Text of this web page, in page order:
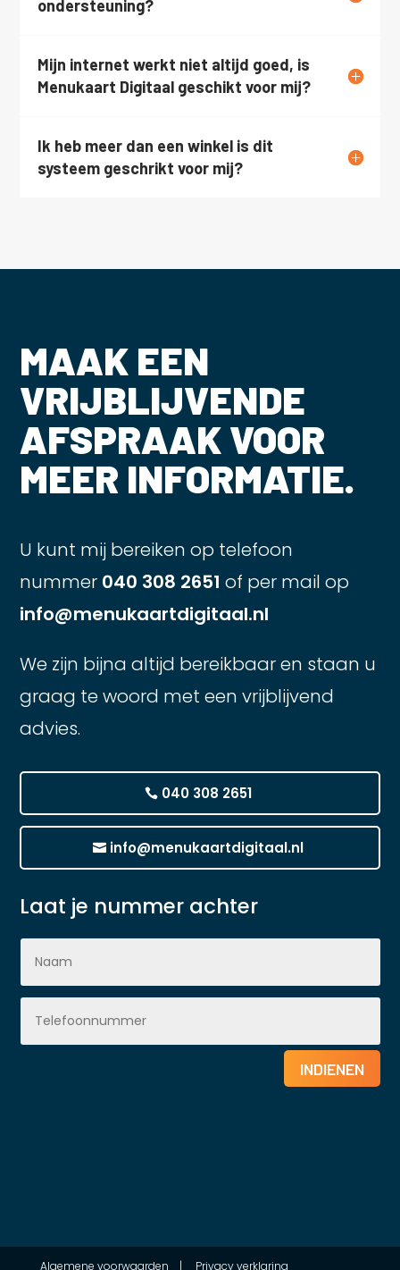
ondersteuning?
Mijn internet werkt niet altijd goed, is
Menukaart Digitaal geschikt voor mij?
Ik heb meer dan een winkel is dit
systeem geschrikt voor mij?
MAAK EEN
VRIJBLIJVENDE
AFSPRAAK VOOR
MEER INFORMATIE.
U kunt mij bereiken op telefoon
nummer 040 308 2651 of per mail op
info@menukaartdigitaal.nl
We zijn bijna altijd bereikbaar en staan u
graag te woord met een vrijblijvend
advies.
040 308 2651
info@menukaartdigitaal.nl
Laat je nummer achter
INDIENEN
Algemene voorwaarden | Privacy verklaring